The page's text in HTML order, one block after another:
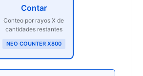
Contar
Conteo por rayos X de
cantidades restantes
NEO COUNTER X800